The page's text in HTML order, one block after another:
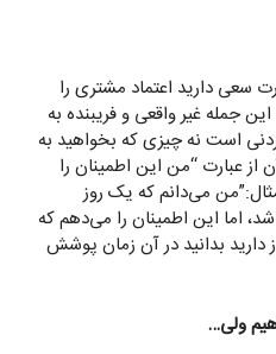
سعی دارید اعتماد مشتری را
جمله غیر واقعی و فریبنده به
است نه چیزی که بخواهید به
عبارت “من این اطمینان را
می‌دانم که یک روز
اما این اطمینان را می‌دهم که
دارید بدانید در آن زمان پوشش
ولی…